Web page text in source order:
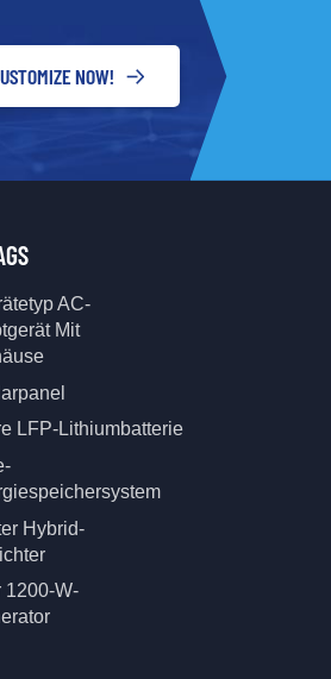
NOW!
AC-
Mit
LFP-Lithiumbatterie
Hybrid-
1200-W-